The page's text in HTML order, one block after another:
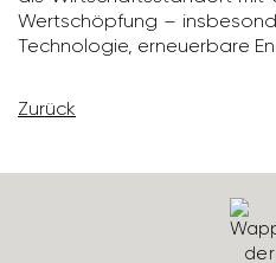
Wert­schöp­fung –
Tech­no­logie, erneu­er­bare
Zurück